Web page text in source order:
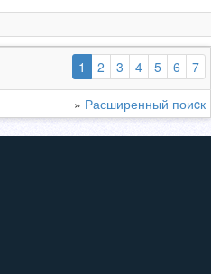
1 (выбранная)
2 3 4 5 6 7
» Расширенный поиcк